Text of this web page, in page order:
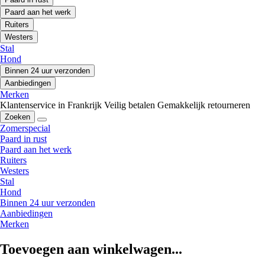
Paard aan het werk
Ruiters
Westers
Stal
Hond
Binnen 24 uur verzonden
Aanbiedingen
Merken
Klantenservice in Frankrijk Veilig betalen Gemakkelijk retourneren
Zoeken
Zomerspecial
Paard in rust
Paard aan het werk
Ruiters
Westers
Stal
Hond
Binnen 24 uur verzonden
Aanbiedingen
Merken
Toevoegen aan winkelwagen...